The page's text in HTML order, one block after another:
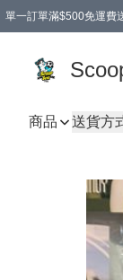
單一訂單滿$500免運費
商品 送貨方